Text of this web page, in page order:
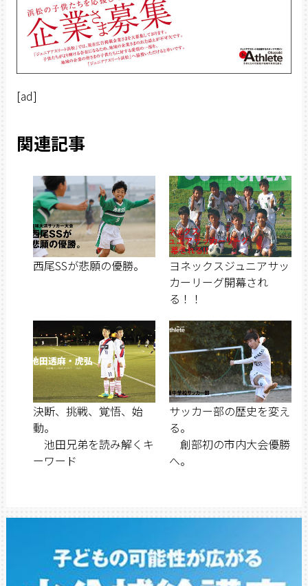
[ad]
関連記事
西尾SSが悲願の優勝。
ヨネックスジュニアサッ
カーリーグ開幕され
る！！
決断、挑戦、覚悟、始
動。
池田兄弟を読み解くキ
ーワード
サッカー部の歴史を変え
る。
創部初の市内大会優勝
へ。